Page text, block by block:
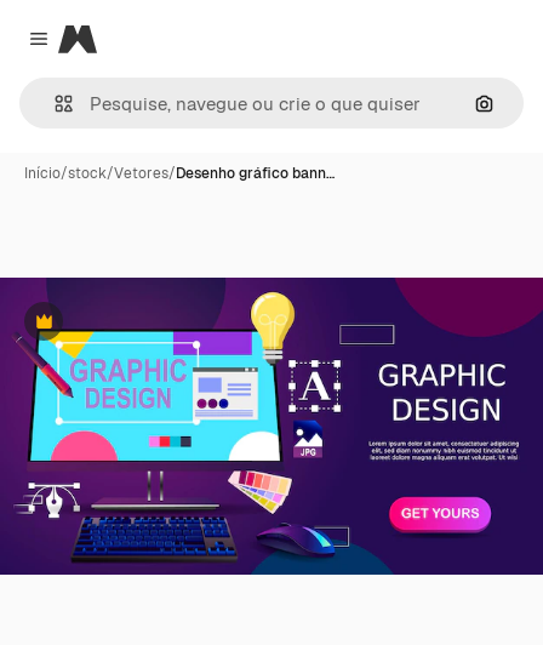
Close menu
Magnific
Início/stock/Vetores/Desenho gráfico bann…
Premium